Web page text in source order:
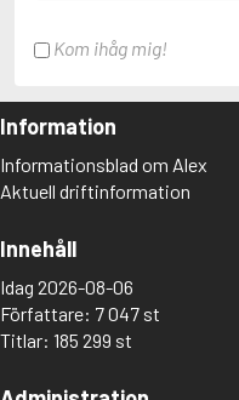
Kom ihåg mig!
Information
Informationsblad om Alex
Aktuell driftinformation
Innehåll
Idag 2026-08-06
Författare: 7 047 st
Titlar: 185 299 st